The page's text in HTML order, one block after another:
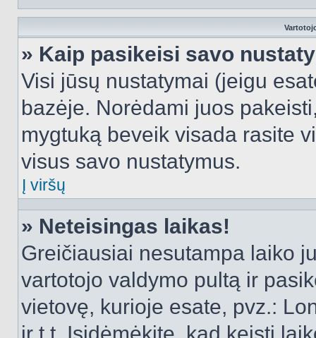
» Kaip pasikeisi savo
Visi jūsų nustatymai (jeigu
bazėje. Norėdami juos
mygtuką beveik visada rasite
visus savo nustatymus.
Į viršų
» Neteisingas laikas!
Greičiausiai nesutampa laiko
vartotojo valdymo pultą ir
vietovę, kurioje esate, pvz.: